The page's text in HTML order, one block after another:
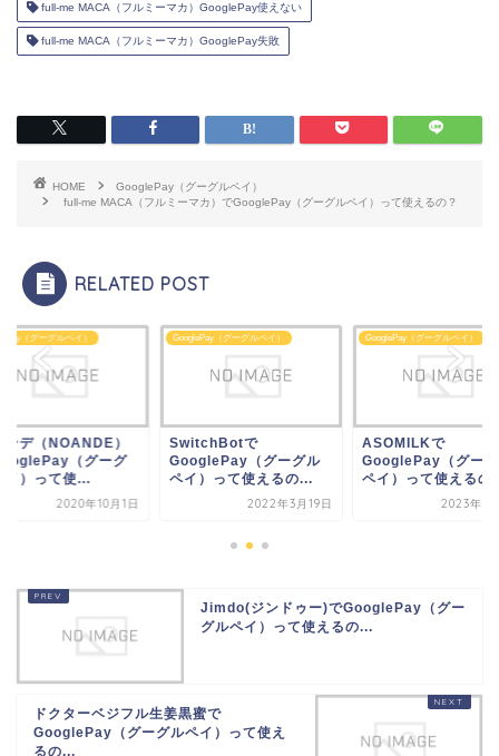
full-me MACA（フルミーマカ）GooglePay使えない
full-me MACA（フルミーマカ）GooglePay失敗
HOME
GooglePay（グーグルペイ）
full-me MACA（フルミーマカ）でGooglePay（グーグルペイ）って使えるの？
RELATED POST
（グーグルペイ）
で
（グーグル
）って使えるの...
2022年3月19日
GooglePay（グーグルペイ）
ASOMILKで
GooglePay（グーグル
ペイ）って使えるの？
2023年7月15日
GooglePay（グーグルペイ）
ノアンデ（
でGooglePay（グ
ルペイ）って使...
2020年10
Jimdo(ジンドゥー)でGooglePay（グー
グルペイ）って使えるの...
ドクターベジフル生姜黒蜜で
GooglePay（グーグルペイ）って使え
るの...